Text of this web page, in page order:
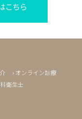
オンライン診療
衛生士